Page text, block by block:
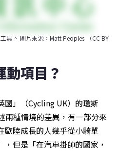
具。 圖片來源：Matt Peoples （CC BY-
動項目？
國」（Cycling UK）的瓊斯
兩種情境的差異，有一部分來
陸成長的人幾乎從小騎單
但是「在汽車掛帥的國家，